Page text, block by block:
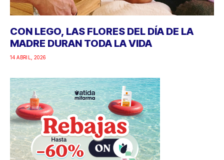
CON LEGO, LAS FLORES DEL DÍA DE LA
MADRE DURAN TODA LA VIDA
14 ABRIL, 2026